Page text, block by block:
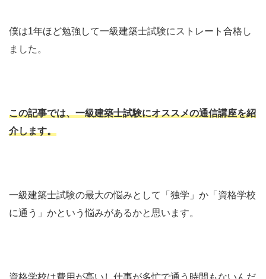
僕は1年ほど勉強して一級建築士試験にストレート合格し
ました。
この記事では、一級建築士試験にオススメの通信講座を紹
介します。
一級建築士試験の最大の悩みとして「独学」か「資格学校
に通う」かという悩みがあるかと思います。
資格学校は費用が高いし仕事が多忙で通う時間もないんだ